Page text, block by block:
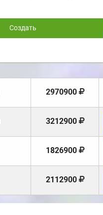
Создать
2970900
3212900
1826900
2112900